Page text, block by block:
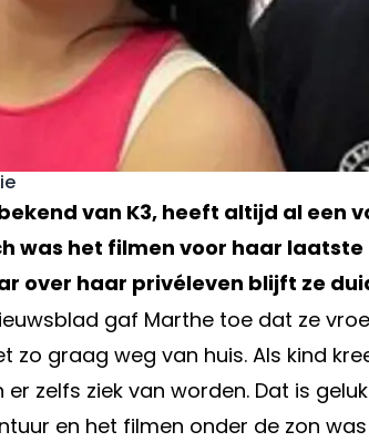
van K3, heeft altijd al een
was het filmen voor haar
over haar privéleven blijft ze
gaf Marthe toe dat ze
zo graag weg van huis. Als kind
zelfs ziek van worden. Dat is
en het filmen onder de zon